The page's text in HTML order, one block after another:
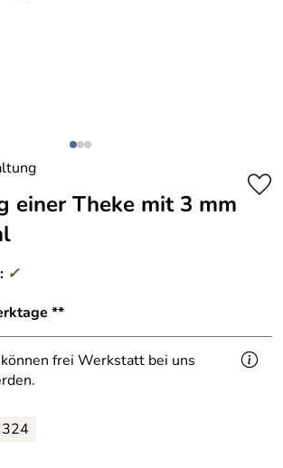
einer Theke mit 3 mm
✓
**
frei Werkstatt bei uns